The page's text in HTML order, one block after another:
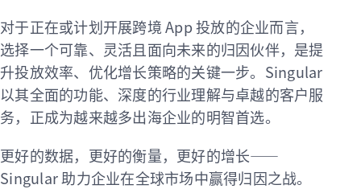
对于正在或计划开展跨境 App 投放的企业而言，
选择一个可靠、灵活且面向未来的归因伙伴，是提
升投放效率、优化增长策略的关键一步。Singular
以其全面的功能、深度的行业理解与卓越的客户服
务，正成为越来越多出海企业的明智首选。
更好的数据，更好的衡量，更好的增长——
Singular 助力企业在全球市场中赢得归因之战。